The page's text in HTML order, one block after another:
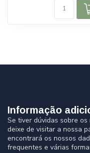
Informação
Se tiver dúvidas sobre
deixe de visitar a nossa
encontrará os nossos
frequentes e várias